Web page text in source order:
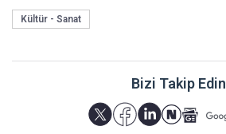
Kültür - Sanat
Bizi Takip Edin